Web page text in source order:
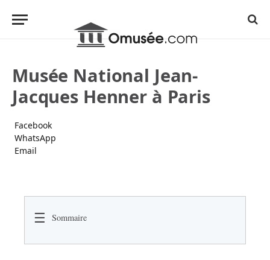
Musée National Jean-
Jacques Henner à Paris
Facebook
WhatsApp
Email
☰ Sommaire